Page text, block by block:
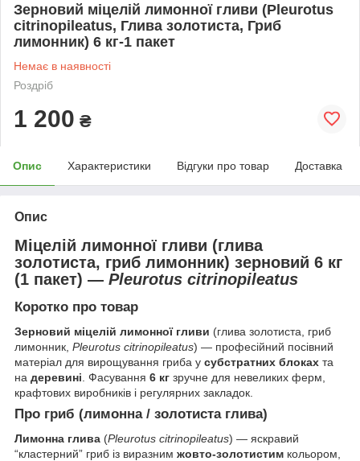
Зерновий міцелій лимонної гливи (Pleurotus
citrinopileatus, Глива золотиста, Гриб
лимонник) 6 кг-1 пакет
Немає в наявності
Роздріб
1 200 ₴
Опис Характеристики Відгуки про товар Доставка
Опис
Міцелій лимонної гливи (глива
золотиста, гриб лимонник) зерновий 6 кг
(1 пакет) — Pleurotus citrinopileatus
Коротко про товар
Зерновий міцелій лимонної гливи (глива золотиста, гриб
лимонник, Pleurotus citrinopileatus) — професійний посівний
матеріал для вирощування гриба у субстратних блоках та
на деревині. Фасування 6 кг зручне для невеликих ферм,
крафтових виробників і регулярних закладок.
Про гриб (лимонна / золотиста глива)
Лимонна глива (Pleurotus citrinopileatus) — яскравий
“кластерний” гриб із виразним жовто-золотистим кольором,